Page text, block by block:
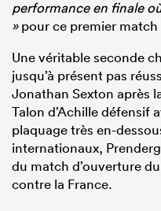
performance en finale
»pour ce premier match
Une véritable seconde
jusqu’à présent pas
Jonathan Sexton après
Talon d’Achille défensif
plaquage très en-
internationaux,
du match d’ouverture
contre la France.